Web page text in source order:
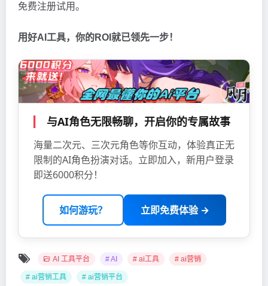
免费注册试用。
用好AI工具，你的ROI就已领先一步！
与AI角色无限畅聊，开启你的专属故事
海量二次元、三次元角色等你互动，体验真正无
限制的AI角色扮演对话。立即加入，新用户登录
即送6000积分！
如何游玩？ 立即免费体验 →
AI 工具平台 # AI # ai工具 # ai营销
# ai营销工具 # ai营销平台